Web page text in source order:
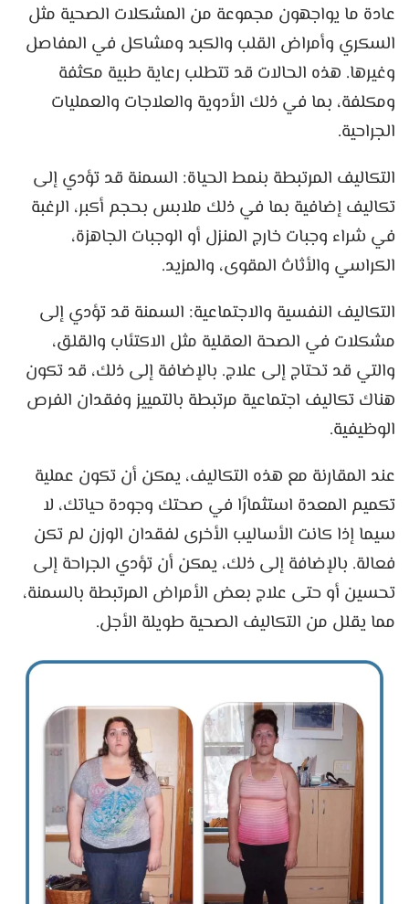
عادة ما يواجهون مجموعة من المشكلات الصحية مثل
السكري وأمراض القلب والكبد ومشاكل في المفاصل
وغيرها. هذه الحالات قد تتطلب رعاية طبية مكثفة
ومكلفة، بما في ذلك الأدوية والعلاجات والعمليات
الجراحية.
التكاليف المرتبطة بنمط الحياة: السمنة قد تؤدي إلى
تكاليف إضافية بما في ذلك ملابس بحجم أكبر، الرغبة
في شراء وجبات خارج المنزل أو الوجبات الجاهزة،
الكراسي والأثاث المقوى، والمزيد.
التكاليف النفسية والاجتماعية: السمنة قد تؤدي إلى
مشكلات في الصحة العقلية مثل الاكتئاب والقلق،
والتي قد تحتاج إلى علاج. بالإضافة إلى ذلك، قد تكون
هناك تكاليف اجتماعية مرتبطة بالتمييز وفقدان الفرص
الوظيفية.
عند المقارنة مع هذه التكاليف، يمكن أن تكون عملية
تكميم المعدة استثمارًا في صحتك وجودة حياتك، لا
سيما إذا كانت الأساليب الأخرى لفقدان الوزن لم تكن
فعالة. بالإضافة إلى ذلك، يمكن أن تؤدي الجراحة إلى
تحسين أو حتى علاج بعض الأمراض المرتبطة بالسمنة،
مما يقلل من التكاليف الصحية طويلة الأجل.